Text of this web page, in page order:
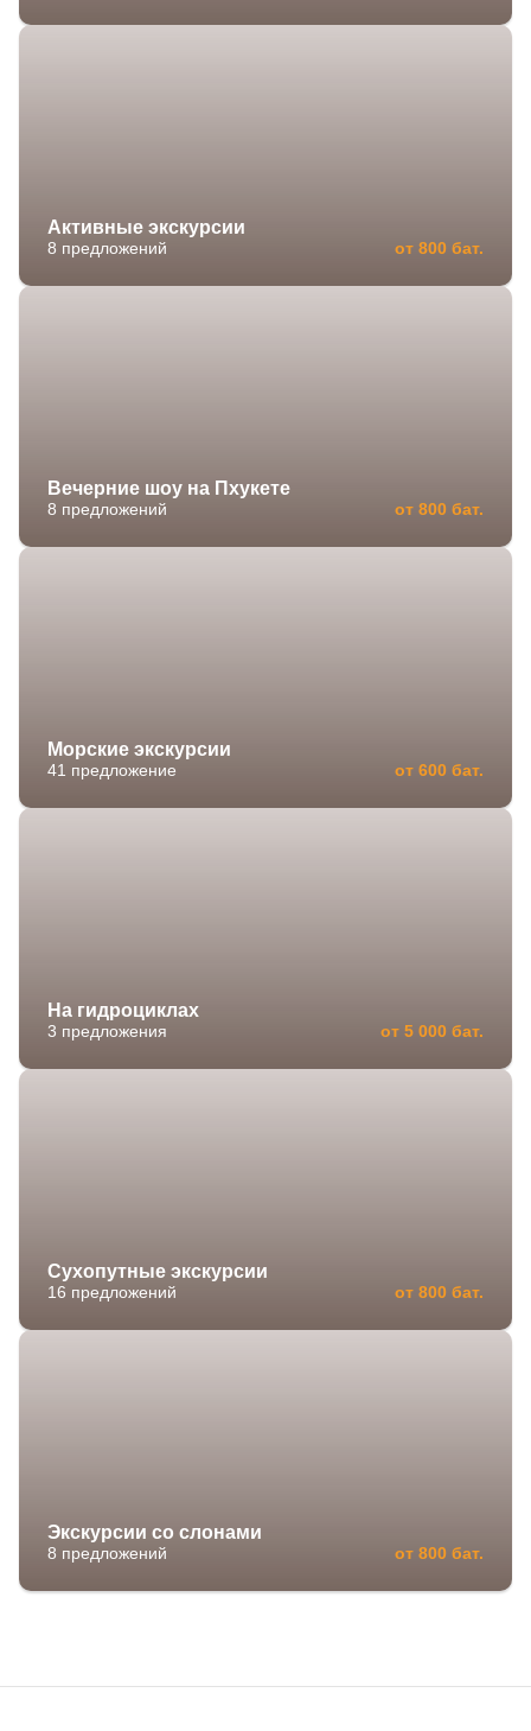
Активные экскурсии
8 предложений от 800 бат.
Вечерние шоу на Пхукете
8 предложений от 800 бат.
Морские экскурсии
41 предложение от 600 бат.
На гидроциклах
3 предложения от 5 000 бат.
Сухопутные экскурсии
16 предложений от 800 бат.
Экскурсии со слонами
8 предложений от 800 бат.